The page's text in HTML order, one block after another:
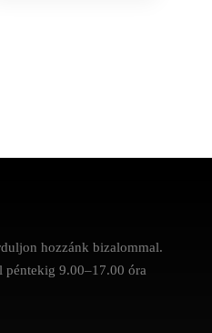
hozzánk bizalommal.
9.00–17.00 óra